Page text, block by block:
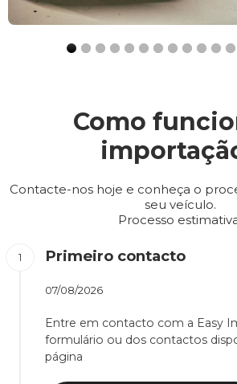
Como
Contacte-nos hoje e conheça o
seu veículo.
Processo
Primeiro contacto
07/08/2026
Entre em contacto com a Easy
formulário ou dos contactos
página